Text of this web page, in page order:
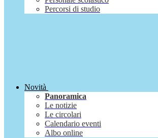
Percorsi di studio
Novità
Panoramica
Le notizie
Le circolari
Calendario eventi
Albo online